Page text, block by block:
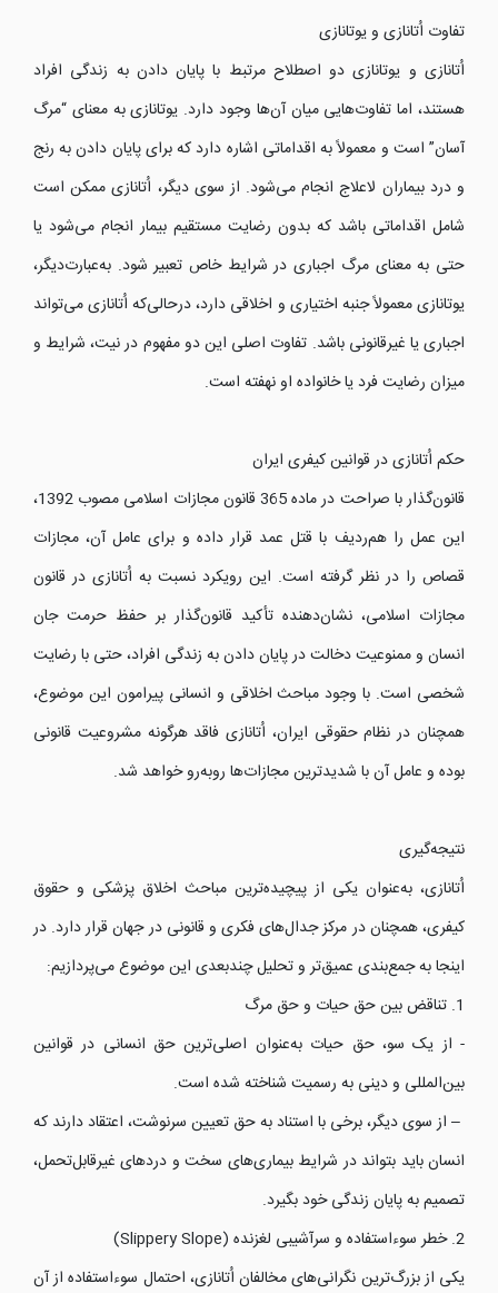
تفاوت اُتانازی و یوتانازی
اُتانازی و یوتانازی دو اصطلاح مرتبط با پایان دادن به زندگی افراد
هستند، اما تفاوت‌هایی میان آن‌ها وجود دارد. یوتانازی به معنای “مرگ
آسان” است و معمولاً به اقداماتی اشاره دارد که برای پایان دادن به رنج
و درد بیماران لاعلاج انجام می‌شود. از سوی دیگر، اُتانازی ممکن است
شامل اقداماتی باشد که بدون رضایت مستقیم بیمار انجام می‌شود یا
حتی به معنای مرگ اجباری در شرایط خاص تعبیر شود. به‌عبارت‌دیگر،
یوتانازی معمولاً جنبه اختیاری و اخلاقی دارد، درحالی‌که اُتانازی می‌تواند
اجباری یا غیرقانونی باشد. تفاوت اصلی این دو مفهوم در نیت، شرایط و
میزان رضایت فرد یا خانواده او نهفته است.
حکم اُتانازی در قوانین کیفری ایران
قانون‌گذار با صراحت در ماده 365 قانون مجازات اسلامی مصوب 1392،
این عمل را هم‌ردیف با قتل عمد قرار داده و برای عامل آن، مجازات
قصاص را در نظر گرفته است. این رویکرد نسبت به اُتانازی در قانون
مجازات اسلامی، نشان‌دهنده تأکید قانون‌گذار بر حفظ حرمت جان
انسان و ممنوعیت دخالت در پایان دادن به زندگی افراد، حتی با رضایت
شخصی است. با وجود مباحث اخلاقی و انسانی پیرامون این موضوع،
همچنان در نظام حقوقی ایران، اُتانازی فاقد هرگونه مشروعیت قانونی
بوده و عامل آن با شدیدترین مجازات‌ها روبه‌رو خواهد شد.
نتیجه‌گیری
اُتانازی، به‌عنوان یکی از پیچیده‌ترین مباحث اخلاق پزشکی و حقوق
کیفری، همچنان در مرکز جدال‌های فکری و قانونی در جهان قرار دارد. در
اینجا به جمع‌بندی عمیق‌تر و تحلیل چندبعدی این موضوع می‌پردازیم:
1. تناقض بین حق حیات و حق مرگ
- از یک سو، حق حیات به‌عنوان اصلی‌ترین حق انسانی در قوانین
بین‌المللی و دینی به رسمیت شناخته شده است.
– از سوی دیگر، برخی با استناد به حق تعیین سرنوشت، اعتقاد دارند که
انسان باید بتواند در شرایط بیماری‌های سخت و دردهای غیرقابل‌تحمل،
تصمیم به پایان زندگی خود بگیرد.
2. خطر سوءاستفاده و سرآشیبی لغزنده (Slippery Slope)
یکی از بزرگ‌ترین نگرانی‌های مخالفان اُتانازی، احتمال سوءاستفاده از آن